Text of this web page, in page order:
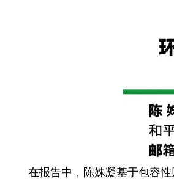
在报告中，陈姝凝基于包容